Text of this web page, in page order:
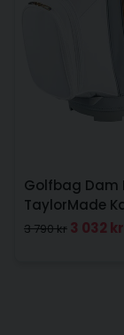
Golfbag Dam I
TaylorMade
3 790 kr 3 032 kr